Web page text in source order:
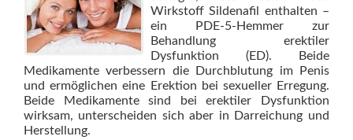
Wirkstoff Sildenafil enthalten –
ein PDE-5-Hemmer zur
Behandlung erektiler
Dysfunktion (ED). Beide
Medikamente verbessern die Durchblutung im Penis
und ermöglichen eine Erektion bei sexueller Erregung.
Beide Medikamente sind bei erektiler Dysfunktion
wirksam, unterscheiden sich aber in Darreichung und
Herstellung.